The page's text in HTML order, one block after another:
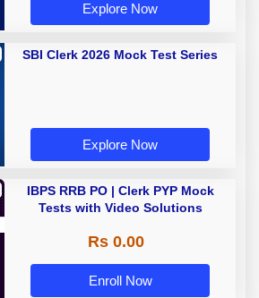
Explore Now
SBI Clerk 2026 Mock Test Series
Explore Now
IBPS RRB PO | Clerk PYP Mock
Tests with Video Solutions
Rs 0.00
Enroll Now